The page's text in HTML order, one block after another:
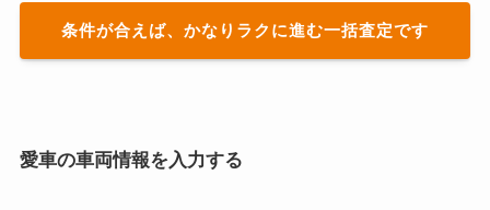
条件が合えば、かなりラクに進む一括査定です
愛車の車両情報を入力する